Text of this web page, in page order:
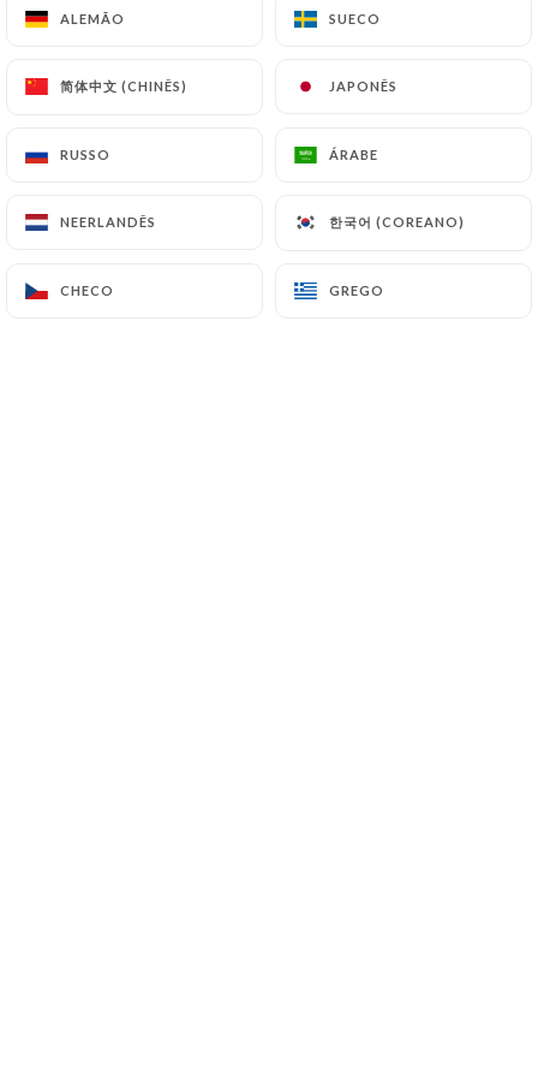
ALEMÃO SUECO
简体中文 (CHINÊS) JAPONÊS
RUSSO ÁRABE
NEERLANDÊS 한국어 (COREANO)
CHECO GREGO
PÁGINA INICIAL/
ALEMÃO SUECO
简体中文 (CHINÊS) JAPONÊS
RUSSO ÁRABE
NEERLANDÊS 한국어 (COREANO)
CHECO GREGO